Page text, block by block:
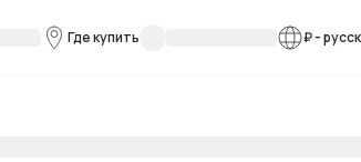
Где купить ₽-